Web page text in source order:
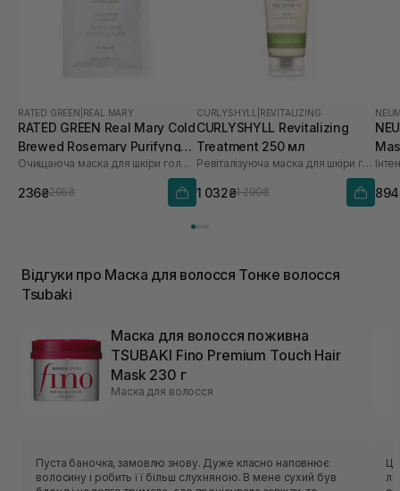
RATED GREEN REAL MARY
RATED GREEN Real Mary Cold
Brewed Rosemary Purifyng
Scalp Scaler 50 мл
Очищаюча маска для шкіри голови з морською сіллю
236₴295₴
CURLYSHYLL REVITALIZING
CURLYSHYLL Revitalizing
Treatment 250 мл
Ревіталізуюча маска для шкіри голови та волосся
1 032₴1 290₴
Відгуки про Маска для волосся Тонке волосся
Tsubaki
Маска для волосся поживна
TSUBAKI Fino Premium Touch Hair
Mask 230 г
Маска для волосся
Пуста баночка, замовлю знову. Дуже класно наповнює
волосину і робить її більш слухняною. В мене сухий був
Цікава